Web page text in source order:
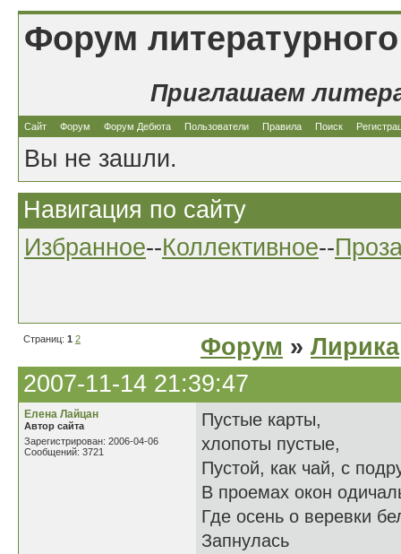
Форум
Приглашаем
Сайт Форум Форум Дебюта Пользователи Правила Поиск
Вы не зашли.
Навигация по сайту
Избранное--Коллективное--
Страниц: 1 2 Форум » Лирика
2007-11-14 21:39:47
Елена Лайцан
Автор сайта
Зарегистрирован: 2006-04-06
Сообщений: 3721
Пустые карты,
хлопоты пустые,
Пустой, как чай, с
В проемах окон
Где осень о веревки
Запнулась